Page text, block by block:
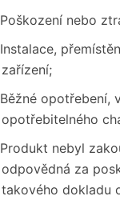
Poškození nebo
Instalace,
zařízení;
Běžné opotřebení,
opotřebitelného
Produkt nebyl
odpovědná za
takového dokladu